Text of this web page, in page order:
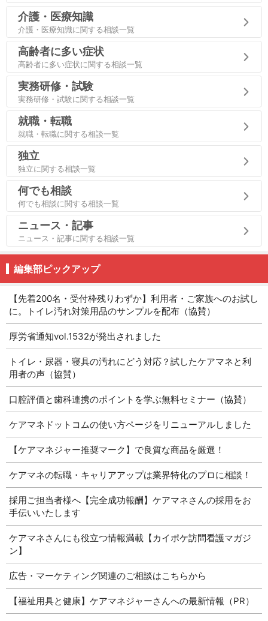
介護・医療知識
介護・医療知識に関する相談一覧
高齢者に多い症状
高齢者に多い症状に関する相談一覧
実務研修・試験
実務研修・試験に関する相談一覧
就職・転職
就職・転職に関する相談一覧
独立
独立に関する相談一覧
何でも相談
何でも相談に関する相談一覧
ニュース・記事
ニュース・記事に関する相談一覧
編集部ピックアップ
【先着200名・受付枠残りわずか】利用者・ご家族へのお試し
に。トイレ汚れ対策用品のサンプルを配布（協賛）
厚労省通知vol.1532が発出されました
トイレ・尿器・寝具の汚れにどう対応？試したケアマネと利
用者の声（協賛）
口腔評価と歯科連携のポイントを学ぶ無料セミナー（協賛）
ケアマネドットコムの使い方ページをリニューアルしました
【ケアマネジャー推奨マーク】で良質な商品を厳選！
ケアマネの転職・キャリアアップは業界特化のプロに相談！
採用ご担当者様へ【完全成功報酬】ケアマネさんの採用をお
手伝いいたします
ケアマネさんにも役立つ情報満載【カイポケ訪問看護マガジ
ン】
広告・マーケティング関連のご相談はこちらから
【福祉用具と健康】ケアマネジャーさんへの最新情報（PR）